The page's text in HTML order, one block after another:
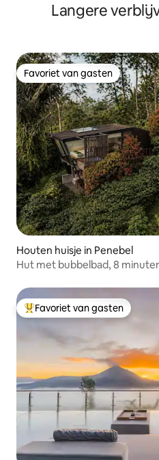
Langere
Favoriet van gasten
Favoriet van gasten
Houten huisje in Penebel
Hut met bubbelbad, 8
Topfavoriet van gasten
Favoriet van gasten